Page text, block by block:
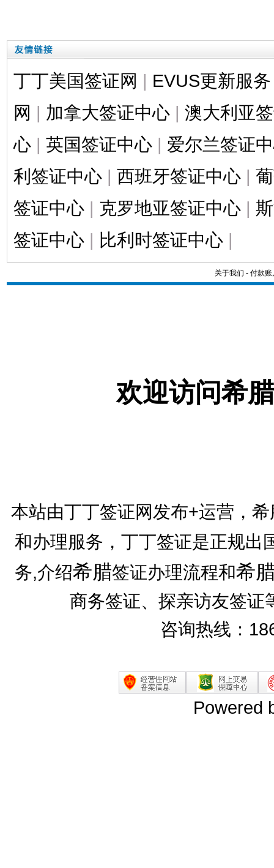
丁丁美国签证网 | EVUS更新服务
网 | 加拿大签证中心 | 澳大利亚
心 | 英国签证中心 | 爱尔兰签证
利签证中心 | 西班牙签证中心 |
签证中心 | 克罗地亚签证中心 |
签证中心 | 比利时签证中心 |
关于我们 - 付款账
欢迎访问希
本站由丁丁签证网发布+运营，
和办理服务，丁丁签证是正规出
务,介绍希腊签证办理流程和希
商务签证、探亲访友签证
咨询热线：
Powered